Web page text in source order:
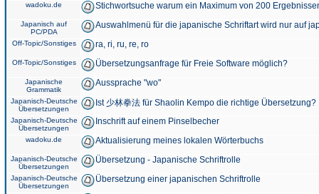
wadoku.de Stichwortsuche warum ein Maximum von 200
Japanisch auf
PC/PDA
Auswahlmenü für die japanische Schriftart wird nur auf
Off-Topic/Sonstiges ra, ri, ru, re, ro
Off-Topic/Sonstiges Übersetzungsanfrage für Freie Software möglich?
Japanische
Grammatik
Aussprache "wo"
Japanisch-Deutsche
Übersetzungen
Ist 少林拳法 für Shaolin Kempo die richtige Übersetzung?
Japanisch-Deutsche
Übersetzungen
Inschrift auf einem Pinselbecher
wadoku.de Aktualisierung meines lokalen Wörterbuchs
Japanisch-Deutsche
Übersetzungen
Übersetzung - Japanische Schriftrolle
Japanisch-Deutsche
Übersetzungen
Übersetzung einer japanischen Schriftrolle